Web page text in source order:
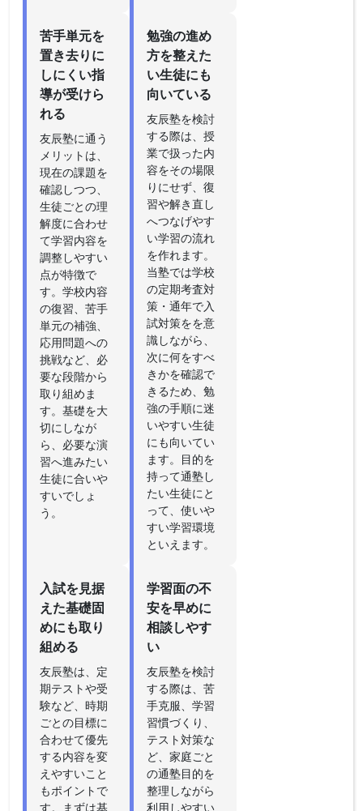
苦手単元を
置き去りに
しにくい指
導が受けら
れる
友辰塾に通う
メリットは、
現在の課題を
確認しつつ、
生徒ごとの理
解度に合わせ
て学習内容を
調整しやすい
点が特徴で
す。学校内容
の復習、苦手
単元の補強、
応用問題への
挑戦など、必
要な段階から
取り組めま
す。基礎を大
切にしなが
ら、必要な演
習へ進みたい
生徒に合いや
すいでしょ
う。
勉強の進め
方を整えた
い生徒にも
向いている
友辰塾を検討
する際は、授
業で扱った内
容をその場限
りにせず、復
習や解き直し
へつなげやす
い学習の流れ
を作れます。
当塾では学校
の定期考査対
策・通年で入
試対策をを意
識しながら、
次に何をすべ
きかを確認で
きるため、勉
強の手順に迷
いやすい生徒
にも向いてい
ます。目的を
持って通塾し
たい生徒にと
って、使いや
すい学習環境
といえます。
入試を見据
えた基礎固
めにも取り
組める
友辰塾は、定
期テストや受
験など、時期
ごとの目標に
合わせて優先
する内容を変
えやすいこと
もポイントで
す。まずは基
学習面の不
安を早めに
相談しやす
い
友辰塾を検討
する際は、苦
手克服、学習
習慣づくり、
テスト対策な
ど、家庭ごと
の通塾目的を
整理しながら
利用しやすい